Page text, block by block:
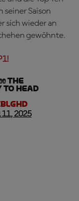
seiner Saison
sich wieder an
gewöhnte.
The
to head
2025